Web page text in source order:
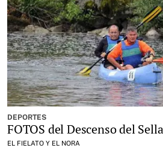
DEPORTES
FOTOS del Descenso del
EL FIELATO Y EL NORA